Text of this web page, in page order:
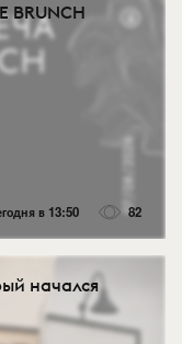
BRUNCH
в 13:50 82
начался